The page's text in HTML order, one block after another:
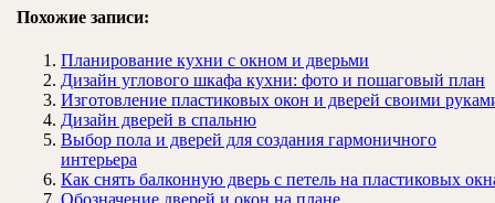
Похожие записи:
Планирование кухни с окном и дверьми
Дизайн углового шкафа кухни: фото и пошаговый план
Изготовление пластиковых окон и дверей своими
Дизайн дверей в спальню
Выбор пола и дверей для создания гармоничного
интерьера
Как снять балконную дверь с петель на пластиковых
Обозначение дверей и окон на плане